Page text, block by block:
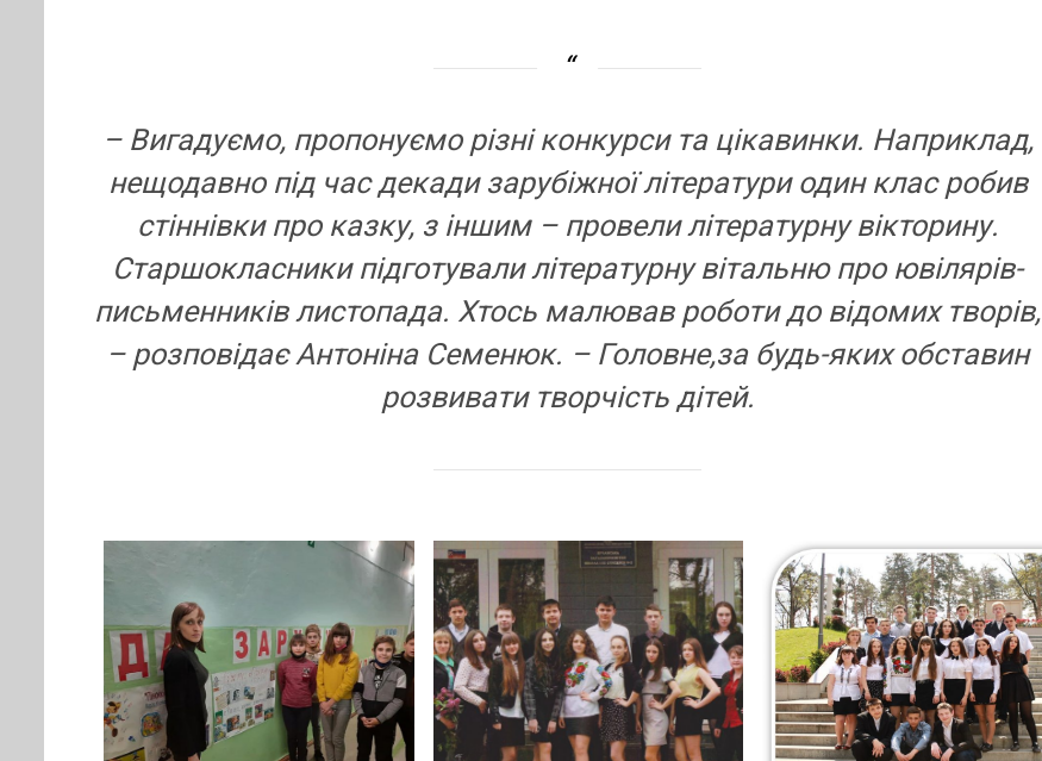
– Вигадуємо, пропонуємо різні конкурси та цікавинки. Наприклад,
нещодавно під час декади зарубіжної літератури один клас робив
стіннівки про казку, з іншим – провели літературну вікторину.
Старшокласники підготували літературну вітальню про ювілярів-
письменників листопада. Хтось малював роботи до відомих творів,
– розповідає Антоніна Семенюк. – Головне,за будь-яких обставин
розвивати творчість дітей.